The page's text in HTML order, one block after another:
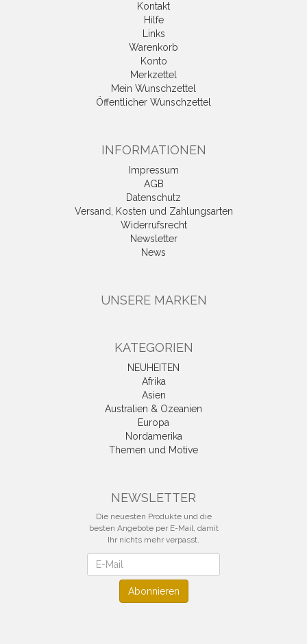
Kontakt
Hilfe
Links
Warenkorb
Konto
Merkzettel
Mein Wunschzettel
Öffentlicher Wunschzettel
INFORMATIONEN
Impressum
AGB
Datenschutz
Versand, Kosten und Zahlungsarten
Widerrufsrecht
Newsletter
News
UNSERE MARKEN
KATEGORIEN
NEUHEITEN
Afrika
Asien
Australien & Ozeanien
Europa
Nordamerika
Themen und Motive
NEWSLETTER
Die neuesten Produkte und die
besten Angebote per E-Mail, damit
Ihr nichts mehr verpasst.
Abonnieren